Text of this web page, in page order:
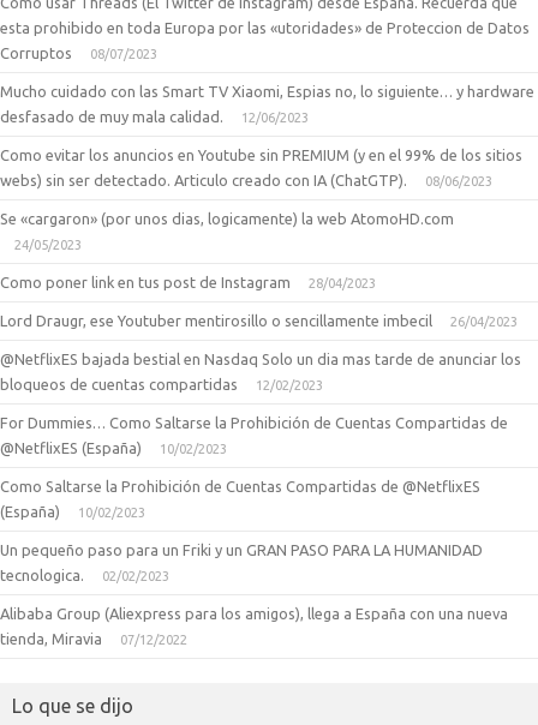
esta prohibido en toda Europa por las «utoridades» de Proteccion de Datos
Corruptos
08/07/2023
Mucho cuidado con las Smart TV Xiaomi, Espias no, lo siguiente… y hardware
desfasado de muy mala calidad.
12/06/2023
Como evitar los anuncios en Youtube sin PREMIUM (y en el 99% de los sitios
webs) sin ser detectado. Articulo creado con IA (ChatGTP).
08/06/2023
Se «cargaron» (por unos dias, logicamente) la web AtomoHD.com
24/05/2023
Como poner link en tus post de Instagram 28/04/2023
Lord Draugr, ese Youtuber mentirosillo o sencillamente imbecil 26/04/2023
@NetflixES bajada bestial en Nasdaq Solo un dia mas tarde de anunciar los
bloqueos de cuentas compartidas
12/02/2023
For Dummies… Como Saltarse la Prohibición de Cuentas Compartidas de
@NetflixES (España)
10/02/2023
Como Saltarse la Prohibición de Cuentas Compartidas de @NetflixES
(España)
10/02/2023
Un pequeño paso para un Friki y un GRAN PASO PARA LA HUMANIDAD
tecnologica.
02/02/2023
Alibaba Group (Aliexpress para los amigos), llega a España con una nueva
tienda, Miravia
07/12/2022
Lo que se dijo